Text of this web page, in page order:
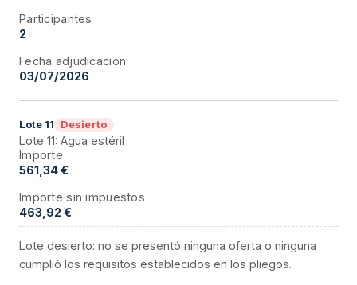
Participantes
2
Fecha adjudicación
03/07/2026
Lote 11 Desierto
Lote 11: Agua estéril
Importe
561,34 €
Importe sin impuestos
463,92 €
Lote desierto: no se presentó ninguna oferta o ninguna
cumplió los requisitos establecidos en los pliegos.